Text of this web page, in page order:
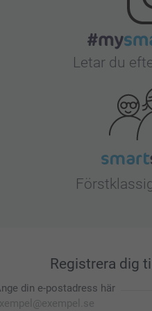
Letar du
Registrera dig
din e-postadress här